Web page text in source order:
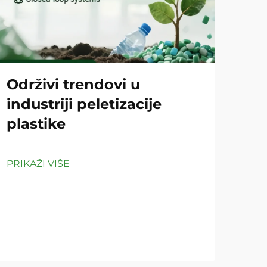
Održivi trendovi u
industriji peletizacije
plastike
PRIKAŽI VIŠE